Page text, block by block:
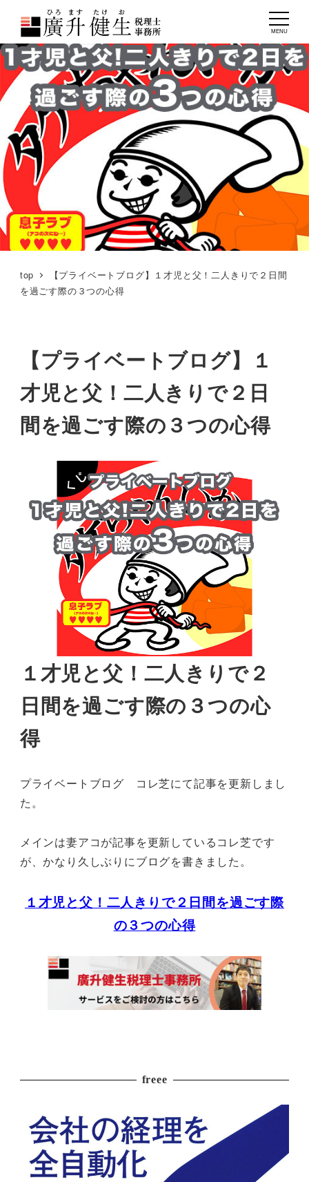
MENU
top
【プライベートブログ】１才児と父！二人きりで２日間
を過ごす際の３つの心得
【プライベートブログ】１
才児と父！二人きりで２日
間を過ごす際の３つの心得
１才児と父！二人きりで２
日間を過ごす際の３つの心
得
プライベートブログ コレ芝にて記事を更新しまし
た。
メインは妻アコが記事を更新しているコレ芝です
が、かなり久しぶりにブログを書きました。
１才児と父！二人きりで２日間を過ごす際
の３つの心得
freee